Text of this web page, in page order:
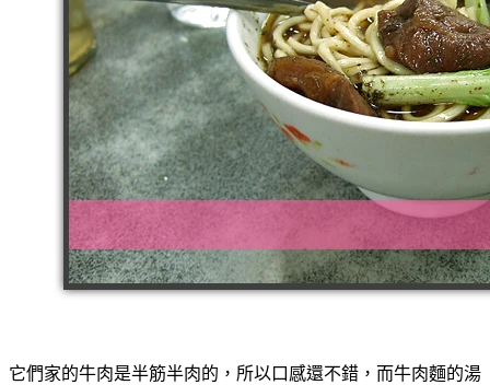
它們家的牛肉是半筋半肉的，所以口感還不錯，而牛肉麵的湯